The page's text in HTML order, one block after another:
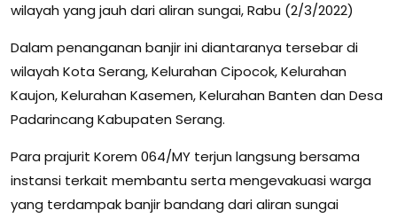
wilayah yang jauh dari aliran sungai, Rabu (2/3/2022)
Dalam penanganan banjir ini diantaranya tersebar di
wilayah Kota Serang, Kelurahan Cipocok, Kelurahan
Kaujon, Kelurahan Kasemen, Kelurahan Banten dan Desa
Padarincang Kabupaten Serang.
Para prajurit Korem 064/MY terjun langsung bersama
instansi terkait membantu serta mengevakuasi warga
yang terdampak banjir bandang dari aliran sungai